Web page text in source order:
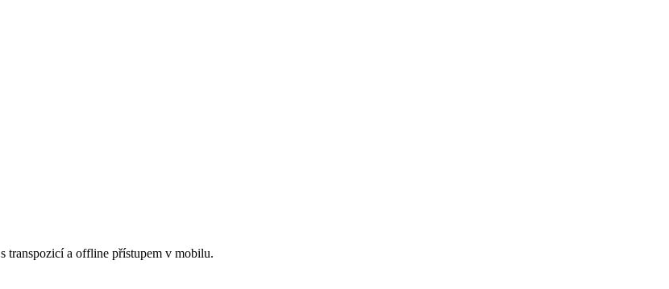
s transpozicí a offline přístupem v mobilu.